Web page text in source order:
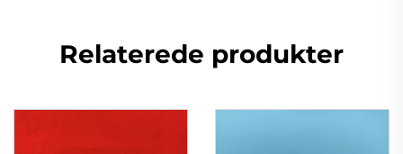
Relaterede produkter